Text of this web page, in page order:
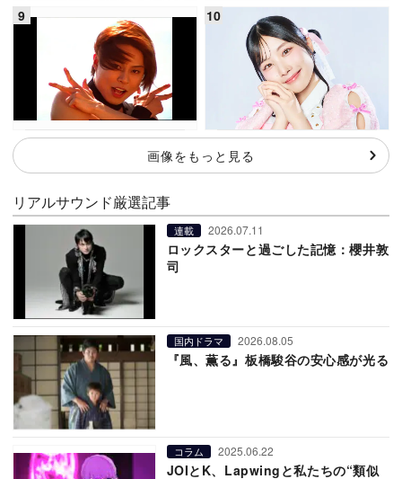
画像をもっと見る
リアルサウンド厳選記事
連載 2026.07.11
ロックスターと過ごした記憶：櫻井敦
司
国内ドラマ 2026.08.05
『風、薫る』板橋駿谷の安心感が光る
コラム 2025.06.22
JOIとK、Lapwingと私たちの“類似